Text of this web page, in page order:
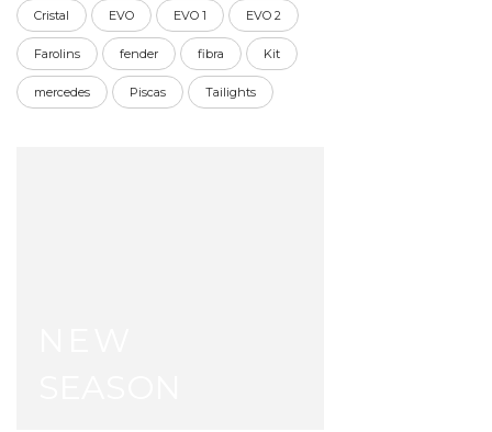
Cristal EVO EVO 1 EVO 2
Farolins fender fibra Kit
mercedes Piscas Tailights